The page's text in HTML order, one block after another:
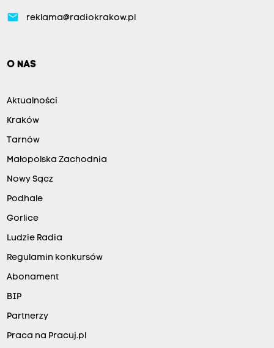
email reklama@radiokrakow.pl
O NAS
Aktualności
Kraków
Tarnów
Małopolska Zachodnia
Nowy Sącz
Podhale
Gorlice
Ludzie Radia
Regulamin konkursów
Abonament
BIP
Partnerzy
Praca na Pracuj.pl